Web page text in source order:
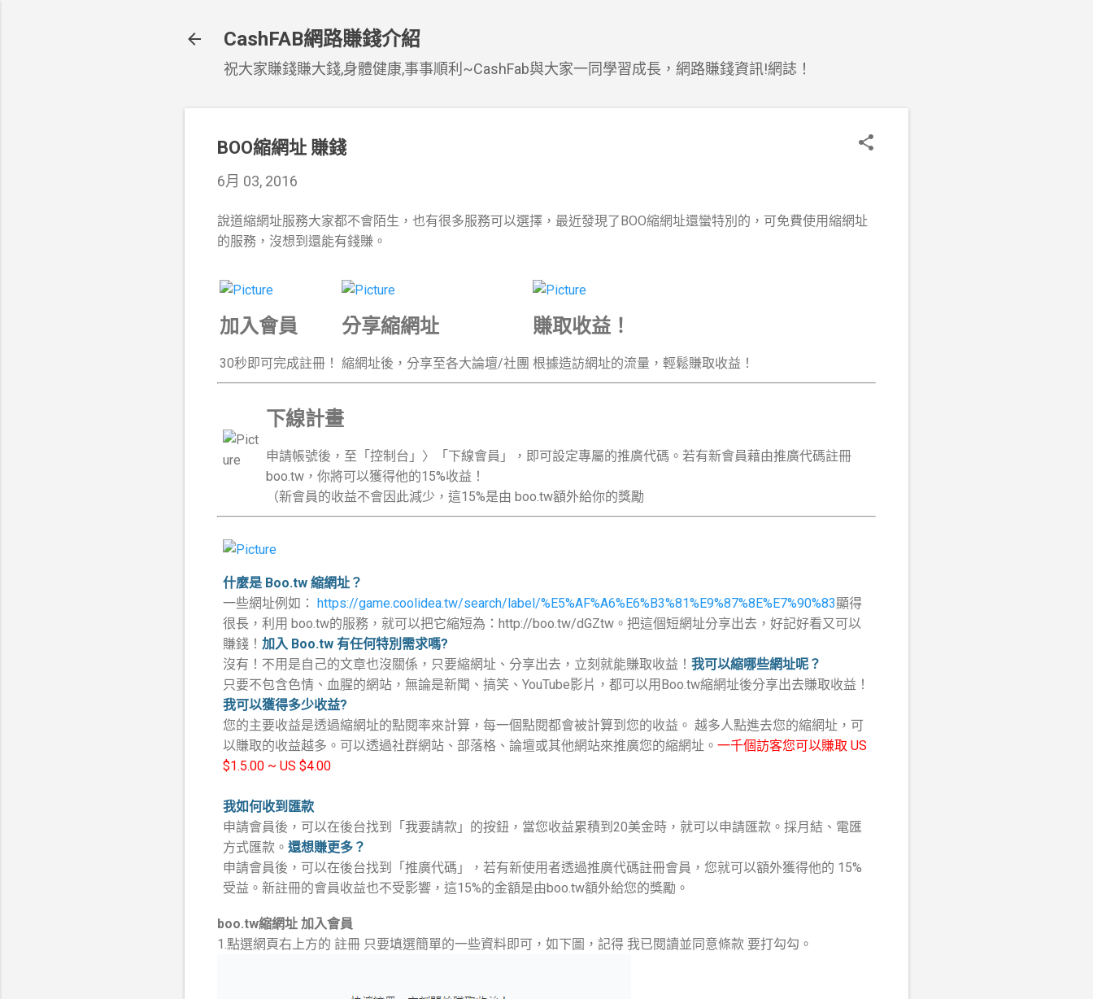
CashFAB網路賺錢介紹
祝大家賺錢賺大錢,身體健康,事事順利~CashFab與大家一同學習成長，網路賺錢資訊!網誌！
BOO縮網址 賺錢
6月 03, 2016
說道縮網址服務大家都不會陌生，也有很多服務可以選擇，最近發現了BOO縮網址還蠻特別的，可免費使用縮網址
的服務，沒想到還能有錢賺。
加入會員
30秒即可完成註冊！
分享縮網址
縮網址後，分享至各大論壇/社團
賺取收益！
根據造訪網址的流量，輕鬆賺取收益！
下線計畫
申請帳號後，至「控制台」〉「下線會員」，即可設定專屬的推廣代碼。若有新會員藉由推廣代碼註冊
boo.tw，你將可以獲得他的15%收益！
（新會員的收益不會因此減少，這15%是由 boo.tw額外給你的獎勵
什麼是 Boo.tw 縮網址？
一些網址例如： https://game.coolidea.tw/search/label/%E5%AF%A6%E6%B3%81%E9%87%8E%E7%90%83顯得
很長，利用 boo.tw的服務，就可以把它縮短為：http://boo.tw/dGZtw。把這個短網址分享出去，好記好看又可以
賺錢！ 加入 Boo.tw 有任何特別需求嗎?
沒有！不用是自己的文章也沒關係，只要縮網址、分享出去，立刻就能賺取收益！ 我可以縮哪些網址呢？
只要不包含色情、血腥的網站，無論是新聞、搞笑、YouTube影片，都可以用Boo.tw縮網址後分享出去賺取收益！
我可以獲得多少收益?
您的主要收益是透過縮網址的點閱率來計算，每一個點閱都會被計算到您的收益。 越多人點進去您的縮網址，可
以賺取的收益越多。可以透過社群網站、部落格、論壇或其他網站來推廣您的縮網址。 一千個訪客您可以賺取 US
$1.5.00 ~ US $4.00
我如何收到匯款
申請會員後，可以在後台找到「我要請款」的按鈕，當您收益累積到20美金時，就可以申請匯款。採月結、電匯
方式匯款。 還想賺更多？
申請會員後，可以在後台找到「推廣代碼」，若有新使用者透過推廣代碼註冊會員，您就可以額外獲得他的 15%
受益。新註冊的會員收益也不受影響，這15%的金額是由boo.tw額外給您的獎勵。
boo.tw縮網址 加入會員
1.點選網頁右上方的 註冊 只要填選簡單的一些資料即可，如下圖，記得 我已閱讀並同意條款 要打勾勾。